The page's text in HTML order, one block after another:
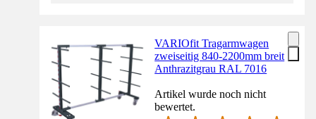
VARIOfit Tragarmwagen
zweiseitig 840-2200mm breit
Anthrazitgrau RAL 7016
Artikel wurde noch nicht
bewertet.